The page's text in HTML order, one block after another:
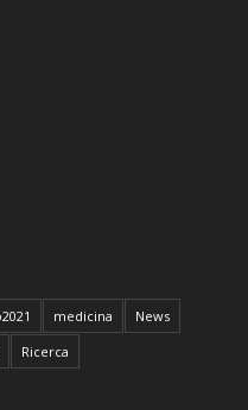
medicina
News
Ricerca